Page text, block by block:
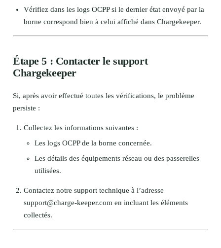
Vérifiez dans les logs OCPP si le dernier état envoyé par la
borne correspond bien à celui affiché dans Chargekeeper.
Étape 5 : Contacter le support
Chargekeeper
Si, après avoir effectué toutes les vérifications, le problème
persiste :
Collectez les informations suivantes :
Les logs OCPP de la borne concernée.
Les détails des équipements réseau ou des passerelles
utilisées.
Contactez notre support technique à l’adresse
support@charge-keeper.com en incluant les éléments
collectés.